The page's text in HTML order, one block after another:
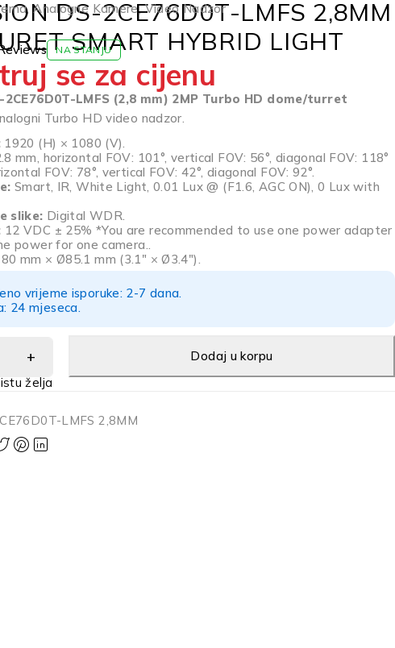
,Analogne Kamere,Video Nadzor
DS-2CE76D0T-LMFS 2,8MM
SMART HYBRID LIGHT
NA STANJU
se za cijenu
2CE76D0T-LMFS (2,8 mm) 2MP Turbo HD dome/turret
Turbo HD video nadzor.
1920 (H) × 1080 (V).
mm, horizontal FOV: 101°, vertical FOV: 56°, diagonal FOV: 118°
FOV: 78°, vertical FOV: 42°, diagonal FOV: 92°.
Smart, IR, White Light, 0.01 Lux @ (F1.6, AGC ON), 0 Lux with
slike: Digital WDR.
12 VDC ± 25% *You are recommended to use one power adapter
power for one camera..
80 mm × Ø85.1 mm (3.1″ × Ø3.4″).
vrijeme isporuke: 2-7 dana.
24 mjeseca.
Dodaj u korpu
LMFS 2,8MM